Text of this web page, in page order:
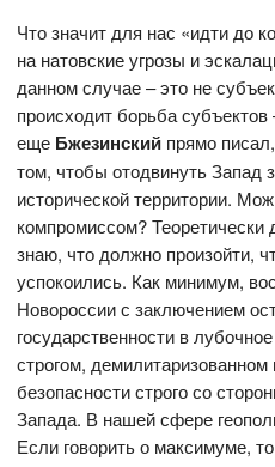
Что значит для нас «идти до
на натовские угрозы и
данном случае – это не
происходит борьба
еще Бжезинский прямо
том, чтобы отодвинуть Запад
исторической территории.
компромиссом? Теоретически
знаю, что должно произойти,
успокоились. Как минимум,
Новороссии с заключением
государственности в
строгом, демилитаризованном
безопасности строго со
Запада. В нашей сфере
Если говорить о максимуме,